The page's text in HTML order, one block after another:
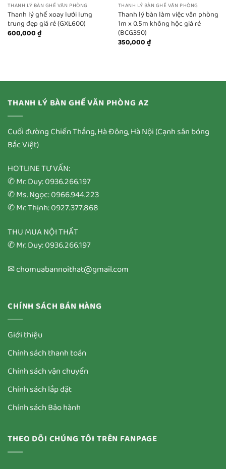
THANH LÝ BÀN GHẾ VĂN PHÒNG
Thanh lý ghế xoay lưới lưng
trung đẹp giá rẻ (GXL600)
600,000₫
THANH LÝ BÀN GHẾ VĂN PHÒNG
Thanh lý bàn làm việc văn phòng
1m x 0.5m không hộc giá rẻ
(BCG350)
350,000₫
THANH LÝ BÀN GHẾ VĂN PHÒNG AZ
Cuối đường Chiến Thắng, Hà Đông, Hà Nội (Cạnh sân bóng
Bắc Việt)
HOTLINE TƯ VẤN:
✆ Mr. Duy: 0936.266.197
✆ Ms. Ngọc: 0966.944.223
✆ Mr. Thịnh: 0927.377.868
THU MUA NỘI THẤT
✆ Mr. Duy: 0936.266.197
✉ chomuabannoithat@gmail.com
CHÍNH SÁCH BÁN HÀNG
Giới thiệu
Chính sách thanh toán
Chính sách vận chuyển
Chính sách lắp đặt
Chính sách Bảo hành
THEO DÕI CHÚNG TÔI TRÊN FANPAGE